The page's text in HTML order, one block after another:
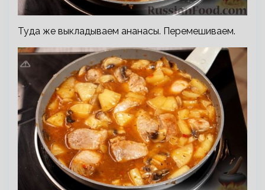
Туда же выкладываем ананасы. Перемешиваем.